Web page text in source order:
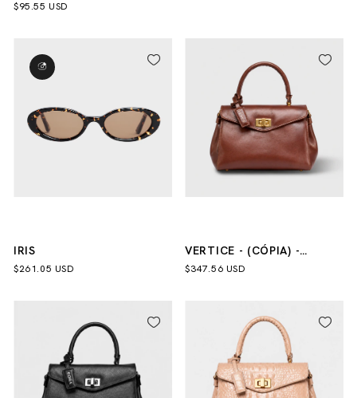
$95.55 USD
IRIS
$261.05 USD
VERTICE - (CÓPIA) -
(CÓPIA) - (CÓPIA) - (CÓPIA)
$347.56 USD